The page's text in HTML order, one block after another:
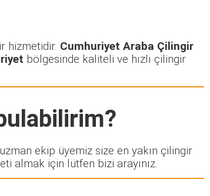
hizmetidir. Cumhuriyet Araba Çilingir
bölgesinde kaliteli ve hızlı çilingir
ekip üyemiz size en yakın çilingir
almak için lütfen bizi arayınız.